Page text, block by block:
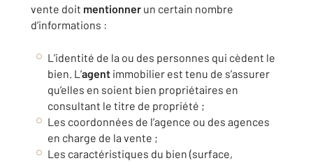
vente doit mentionner un certain nombre
d’informations :
L’identité de la ou des personnes qui cèdent le
bien. L’agent immobilier est tenu de s’assurer
qu’elles en soient bien propriétaires en
consultant le titre de propriété ;
Les coordonnées de l’agence ou des agences
en charge de la vente ;
Les caractéristiques du bien (surface,